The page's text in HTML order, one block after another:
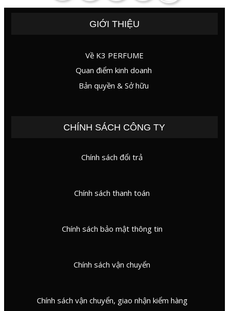
GIỚI THIỆU
CHÍNH SÁCH CÔNG TY
Về K3 PERFUME
Quan điểm kinh doanh
Bản quyền & Sở hữu
Chính sách đổi trả
Chính sách thanh toán
Chính sách bảo mật thông tin
Chính sách vận chuyển, giao nhận kiểm hàng
Chính sách vận chuyển